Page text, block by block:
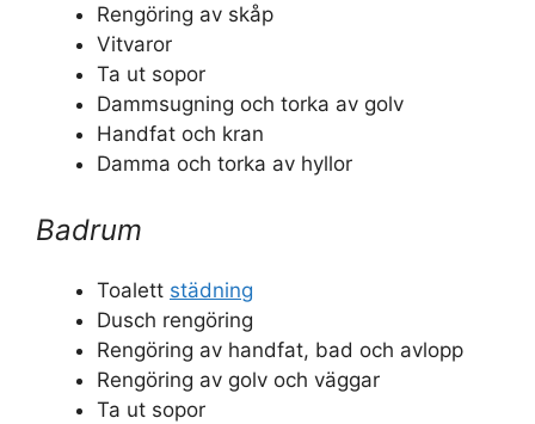
Rengöring av skåp
Vitvaror
Ta ut sopor
Dammsugning och torka av golv
Handfat och kran
Damma och torka av hyllor
Badrum
Toalett städning
Dusch rengöring
Rengöring av handfat, bad och avlopp
Rengöring av golv och väggar
Ta ut sopor